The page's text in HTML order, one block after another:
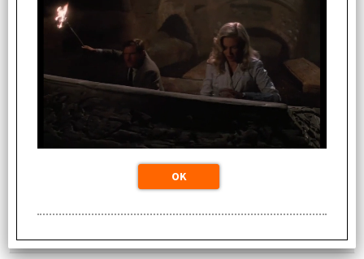
IPHONE 11 PRO MAX 256 GB SPACE GRAY - PRE
OWNED GRADE A/A+ (SCATOLA + CAVO LIGHTNING
USB-C) - 12 MESI DI GARANZIA
Disponibilidad:
magazzino locale: Spedizione immediata
(0 PZ)
Otros almacenes (7 PZ)
€565,78